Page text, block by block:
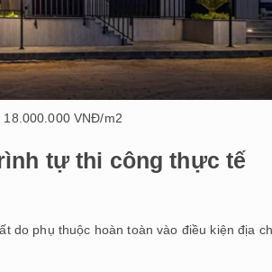
VNĐ/m2
tự thi công thực tế
do phụ thuộc hoàn toàn vào điều kiện địa